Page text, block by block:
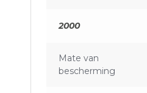
2000
Mate van
bescherming